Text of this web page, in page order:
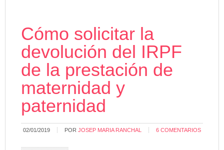
Cómo solicitar la
devolución del IRPF
de la prestación de
maternidad y
paternidad
02/01/2019 PORJOSEP MARIA RANCHAL 6 COMENTARIOS